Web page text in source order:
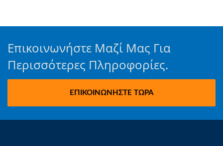
Επικοινωνήστε Μαζί Μας Για
Περισσότερες Πληροφορίες.
ΕΠΙΚΟΙΝΩΝΉΣΤΕ ΤΏΡΑ